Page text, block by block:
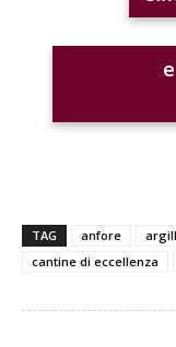
e
TAG anfore
cantine di eccellenza